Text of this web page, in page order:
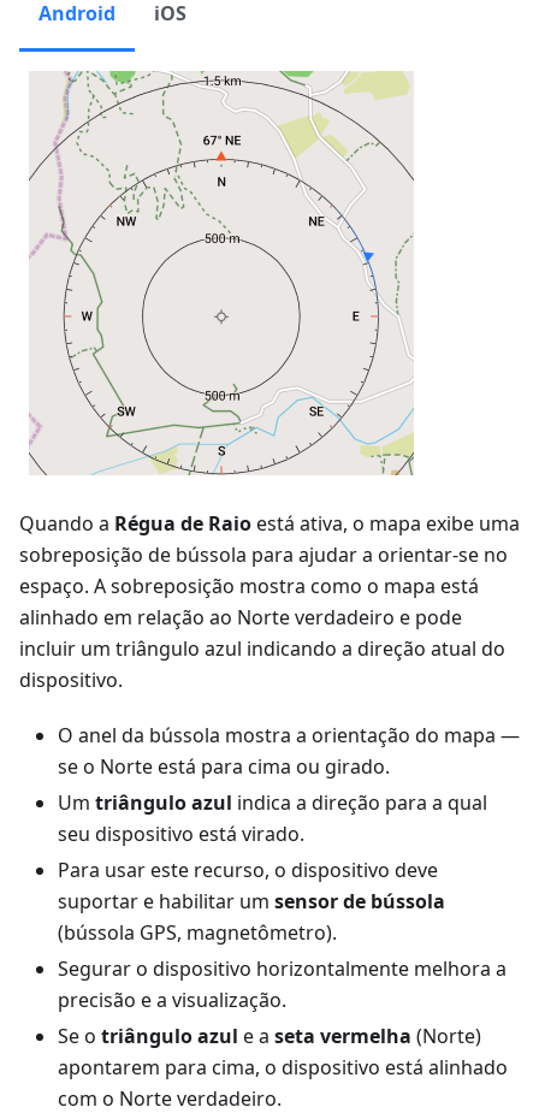
Android iOS
Quando a Régua de Raioestá ativa, o mapa exibe uma
sobreposição de bússola para ajudar a orientar-se no
espaço. A sobreposição mostra como o mapa está
alinhado em relação ao Norte verdadeiro e pode
incluir um triângulo azul indicando a direção atual do
dispositivo.
O anel da bússola mostra a orientação do mapa —
se o Norte está para cima ou girado.
Um triângulo azul indica a direção para a qual
seu dispositivo está virado.
Para usar este recurso, o dispositivo deve
suportar e habilitar um sensor de bússola
(bússola GPS, magnetômetro).
Segurar o dispositivo horizontalmente melhora a
precisão e a visualização.
Se o triângulo azul e a seta vermelha (Norte)
apontarem para cima, o dispositivo está alinhado
com o Norte verdadeiro.